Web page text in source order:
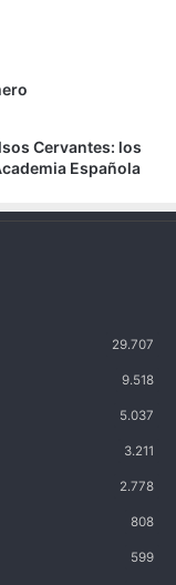
Cervantes: los
Española
29.707
9.518
5.037
3.211
2.778
808
599